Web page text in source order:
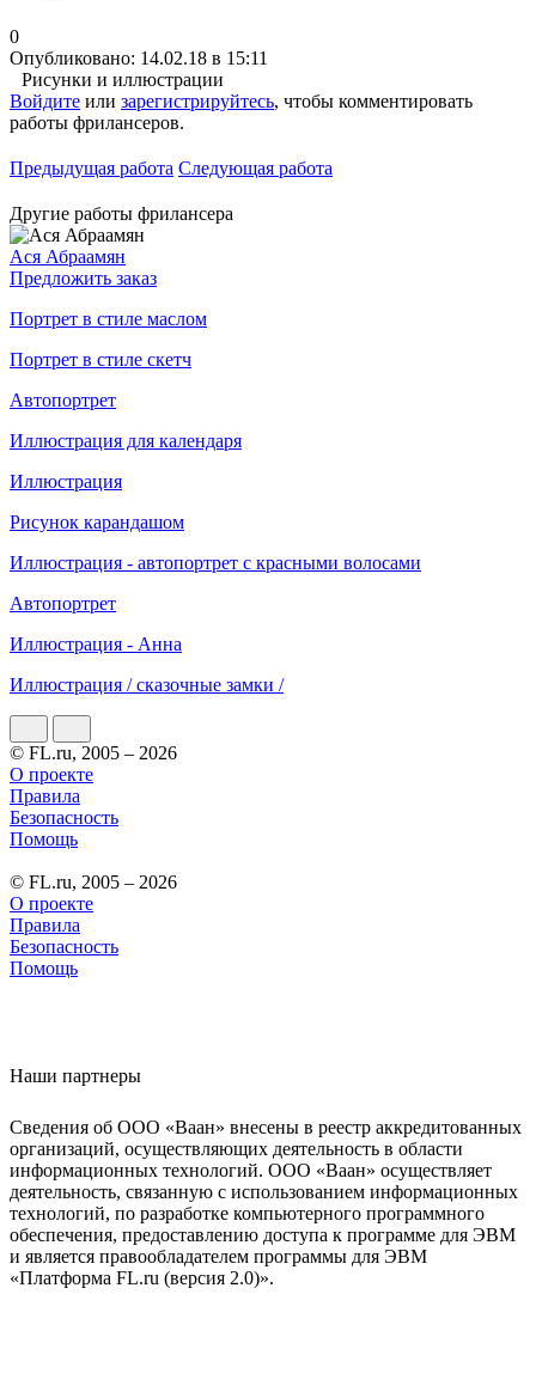
0
Опубликовано: 14.02.18 в 15:11
Рисунки и иллюстрации
Войдите или зарегистрируйтесь, чтобы комментировать
работы фрилансеров.
Предыдущая работа Следующая работа
Другие работы фрилансера
Ася Абраамян
Предложить заказ
Портрет в стиле маслом
Портрет в стиле скетч
Автопортрет
Иллюстрация для календаря
Иллюстрация
Рисунок карандашом
Иллюстрация - автопортрет с красными волосами
Автопортрет
Иллюстрация - Анна
Иллюстрация / сказочные замки /
© FL.ru, 2005 – 2026
О проекте
Правила
Безопасность
Помощь
© FL.ru, 2005 – 2026
О проекте
Правила
Безопасность
Помощь
Наши партнеры
Сведения об ООО «Ваан» внесены в реестр аккредитованных
организаций, осуществляющих деятельность в области
информационных технологий. ООО «Ваан» осуществляет
деятельность, связанную с использованием информационных
технологий, по разработке компьютерного программного
обеспечения, предоставлению доступа к программе для ЭВМ
и является правообладателем программы для ЭВМ
«Платформа FL.ru (версия 2.0)».